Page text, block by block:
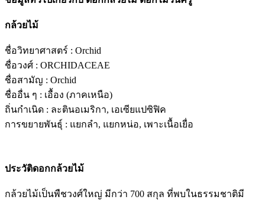
กล้วยไม้
ชื่อวิทยาศาสตร์ : Orchid
ชื่อวงศ์ : ORCHIDACEAE
ชื่อสามัญ : Orchid
ชื่ออื่น ๆ : เอื้อง (ภาคเหนือ)
ถิ่นกำเนิด : ละตินอเมริกา, เอเซียแปซิฟิค
การขยายพันธุ์ : แยกลำ, แยกหน่อ, เพาะเนื้อเยื่อ
ประวัติดอกกล้วยไม้
กล้วยไม้เป็นพืชวงศ์ใหญ่ มีกว่า 700 สกุล ที่พบในธรรมชาติมี